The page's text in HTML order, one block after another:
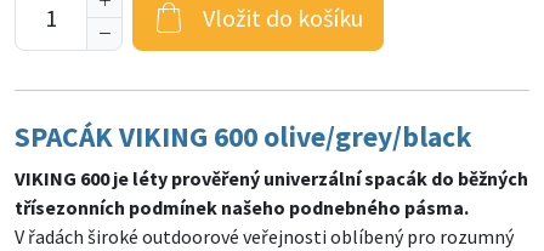
Vložit do košíku
SPACÁK VIKING 600 olive/grey/black
VIKING 600 je léty prověřený univerzální spacák do běžných
třísezonních podmínek našeho podnebného pásma.
V řadách široké outdoorové veřejnosti oblíbený pro rozumný